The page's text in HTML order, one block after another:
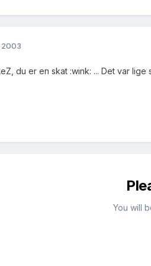
2003
du er en skat :wink: ... Det var
You will